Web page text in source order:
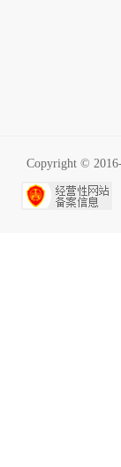
Copyright ©